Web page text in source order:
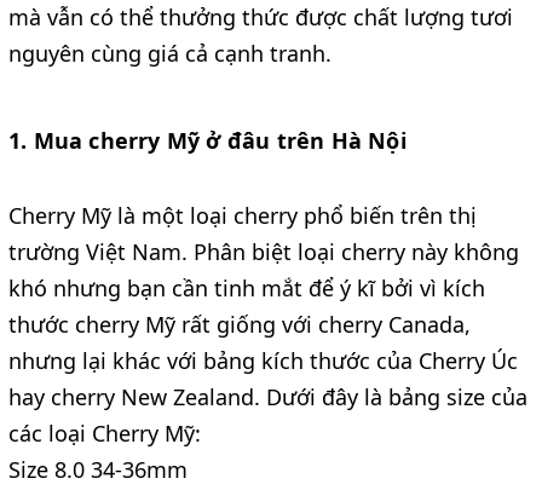
mà vẫn có thể thưởng thức được chất lượng tươi
nguyên cùng giá cả cạnh tranh.
1. Mua cherry Mỹ ở đâu trên Hà Nội
Cherry Mỹ là một loại cherry phổ biến trên thị
trường Việt Nam. Phân biệt loại cherry này không
khó nhưng bạn cần tinh mắt để ý kĩ bởi vì kích
thước cherry Mỹ rất giống với cherry Canada,
nhưng lại khác với bảng kích thước của Cherry Úc
hay cherry New Zealand. Dưới đây là bảng size của
các loại Cherry Mỹ:
Size 8.0 34-36mm